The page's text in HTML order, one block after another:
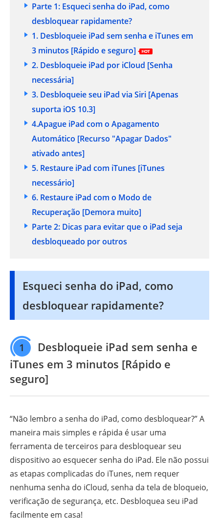
Parte 1: Esqueci senha do iPad, como
desbloquear rapidamente?
1. Desbloqueie iPad sem senha e iTunes em
3 minutos [Rápido e seguro]
2. Desbloqueie iPad por iCloud [Senha
necessária]
3. Desbloqueie seu iPad via Siri [Apenas
suporta iOS 10.3]
4.Apague iPad com o Apagamento
Automático [Recurso "Apagar Dados"
ativado antes]
5. Restaure iPad com iTunes [iTunes
necessário]
6. Restaure iPad com o Modo de
Recuperação [Demora muito]
Parte 2: Dicas para evitar que o iPad seja
desbloqueado por outros
Esqueci senha do iPad, como
desbloquear rapidamente?
1
Desbloqueie iPad sem senha e
iTunes em 3 minutos [Rápido e
seguro]
“Não lembro a senha do iPad, como desbloquear?” A
maneira mais simples e rápida é usar uma
ferramenta de terceiros para desbloquear seu
dispositivo ao esquecer senha do iPad. Ele não possui
as etapas complicadas do iTunes, nem requer
nenhuma senha do iCloud, senha da tela de bloqueio,
verificação de segurança, etc. Desbloquea seu iPad
facilmente em casa!